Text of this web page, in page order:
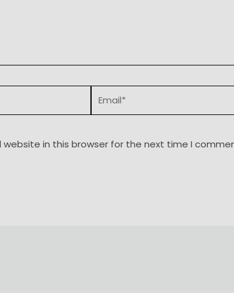
website in this browser for the next time I